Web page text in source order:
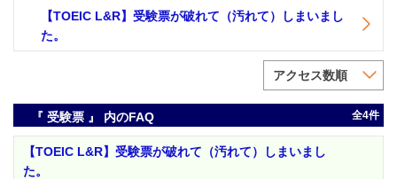
【TOEIC L&R】受験票が破れて（汚れて）しまいまし
た。
アクセス数順
『 受験票 』 内のFAQ 全4件
【TOEIC L&R】受験票が破れて（汚れて）しまいまし
た。